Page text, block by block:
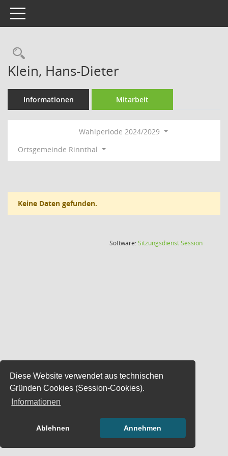
Diese Website verwendet aus technischen
Gründen Cookies (Session-Cookies).
Informationen
Ablehnen Annehmen
Toggle navigation
Rechercheauswahl
Klein, Hans-Dieter
Informationen Mitarbeit
Wahlperiode 2024/2029
Ortsgemeinde Rinnthal
Keine Daten gefunden.
Software:SitzungsdienstSession(Wird in